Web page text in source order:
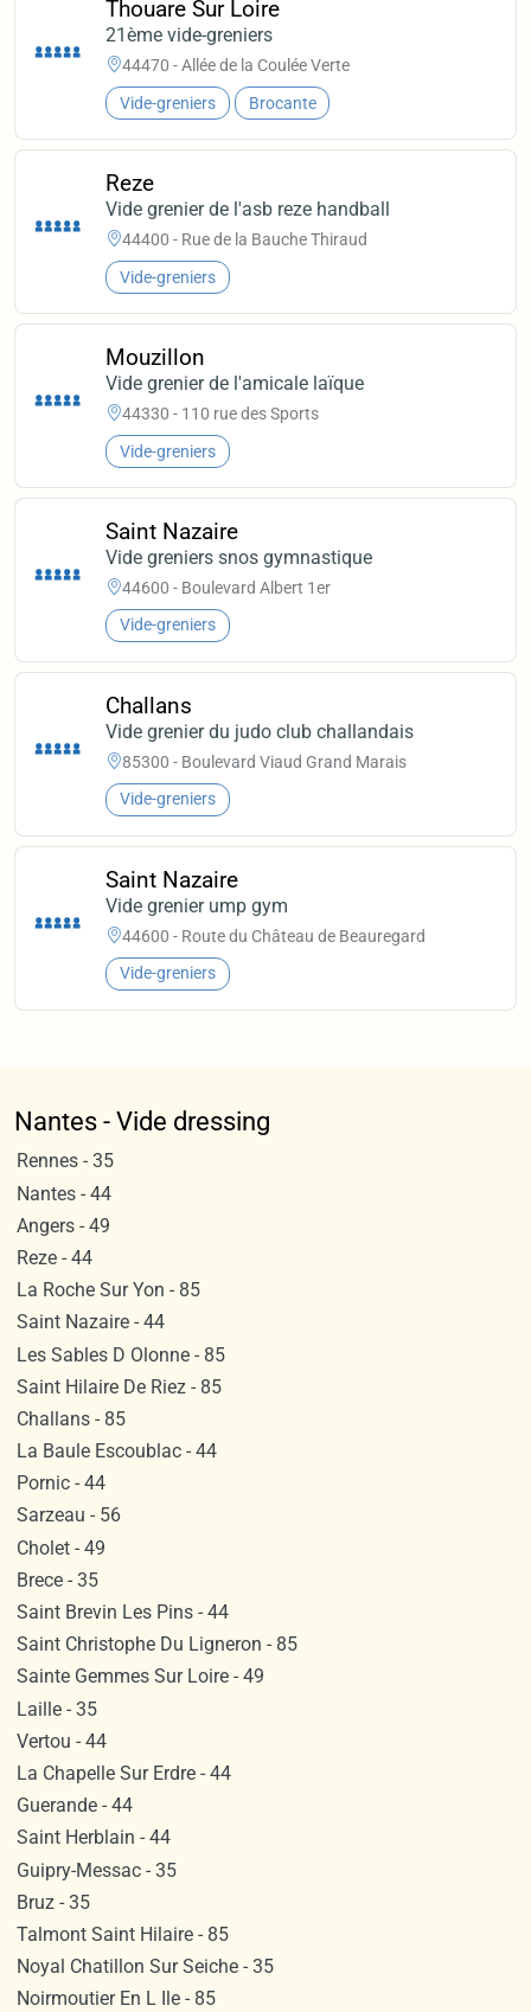
Thouare Sur Loire
21ème vide-greniers
44470 - Allée de la Coulée Verte
Vide-greniers Brocante
Reze
Vide grenier de l'asb reze handball
44400 - Rue de la Bauche Thiraud
Vide-greniers
Mouzillon
Vide grenier de l'amicale laïque
44330 - 110 rue des Sports
Vide-greniers
Saint Nazaire
Vide greniers snos gymnastique
44600 - Boulevard Albert 1er
Vide-greniers
Challans
Vide grenier du judo club challandais
85300 - Boulevard Viaud Grand Marais
Vide-greniers
Saint Nazaire
Vide grenier ump gym
44600 - Route du Château de Beauregard
Vide-greniers
Nantes - Vide dressing
Rennes - 35
Nantes - 44
Angers - 49
Reze - 44
La Roche Sur Yon - 85
Saint Nazaire - 44
Les Sables D Olonne - 85
Saint Hilaire De Riez - 85
Challans - 85
La Baule Escoublac - 44
Pornic - 44
Sarzeau - 56
Cholet - 49
Brece - 35
Saint Brevin Les Pins - 44
Saint Christophe Du Ligneron - 85
Sainte Gemmes Sur Loire - 49
Laille - 35
Vertou - 44
La Chapelle Sur Erdre - 44
Guerande - 44
Saint Herblain - 44
Guipry-Messac - 35
Bruz - 35
Talmont Saint Hilaire - 85
Noyal Chatillon Sur Seiche - 35
Noirmoutier En L Ile - 85